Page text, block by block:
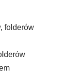
folderów